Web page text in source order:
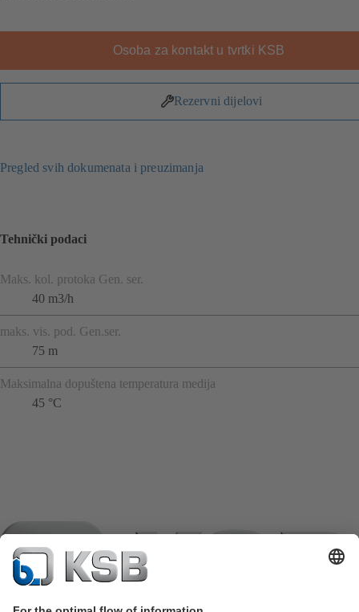
Osoba za kontakt u tvrtki KSB
Rezervni dijelovi
Pregled svih dokumenata i preuzimanja
Tehnički podaci
Maks. kol. protoka Gen. ser.
40 m3/h
maks. vis. pod. Gen.ser.
75 m
Maksimalna dopuštena temperatura medija
45 °C